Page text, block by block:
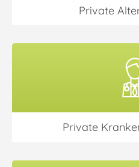
Private
Private